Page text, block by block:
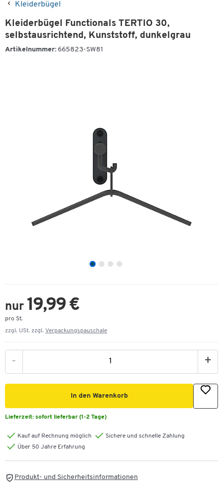
Kleiderbügel
Kleiderbügel Functionals TERTIO 30,
selbstausrichtend, Kunststoff, dunkelgrau
Artikelnummer: 665823-SW81
nur 19,99 €
pro St.
zzgl. USt. zzgl. Verpackungspauschale
- +
In den Warenkorb
Lieferzeit: sofort lieferbar (1-2 Tage)
Kauf auf Rechnung möglich
Sichere und schnelle Zahlung
Über 50 Jahre Erfahrung
Produkt- und Sicherheitsinformationen